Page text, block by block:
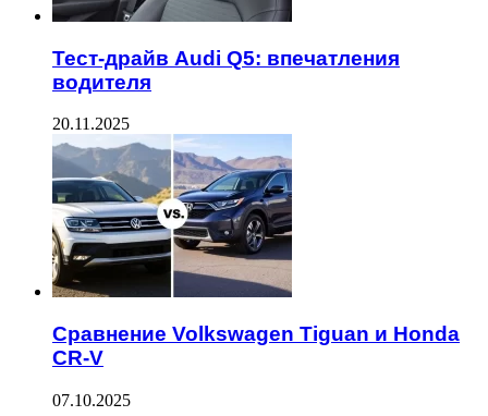
Тест-драйв Audi Q5: впечатления
водителя
20.11.2025
Сравнение Volkswagen Tiguan и Honda
CR-V
07.10.2025